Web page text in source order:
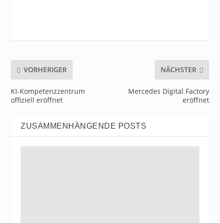
VORHERIGER
KI-Kompetenzzentrum
offiziell eröffnet
NÄCHSTER
Mercedes Digital Factory
eröffnet
ZUSAMMENHÄNGENDE POSTS